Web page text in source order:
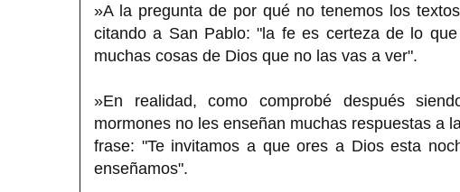
»A la pregunta de por qué no tenemos los
citando a San Pablo: "la fe es certeza de lo
muchas cosas de Dios que no las vas a ver".
»En realidad, como comprobé después
mormones no les enseñan muchas respuestas a
frase: "Te invitamos a que ores a Dios esta
enseñamos".